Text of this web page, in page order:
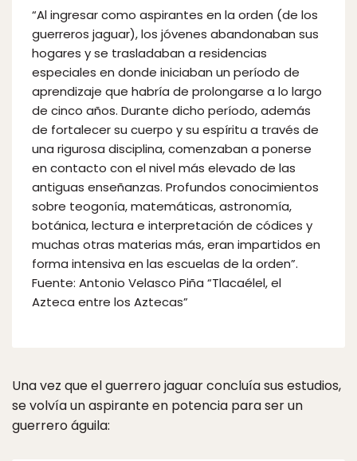
“Al ingresar como aspirantes en la orden (de los
guerreros jaguar), los jóvenes abandonaban sus
hogares y se trasladaban a residencias
especiales en donde iniciaban un período de
aprendizaje que habría de prolongarse a lo largo
de cinco años. Durante dicho período, además
de fortalecer su cuerpo y su espíritu a través de
una rigurosa disciplina, comenzaban a ponerse
en contacto con el nivel más elevado de las
antiguas enseñanzas. Profundos conocimientos
sobre teogonía, matemáticas, astronomía,
botánica, lectura e interpretación de códices y
muchas otras materias más, eran impartidos en
forma intensiva en las escuelas de la orden”.
Fuente: Antonio Velasco Piña “Tlacaélel, el
Azteca entre los Aztecas”
Una vez que el guerrero jaguar concluía sus estudios,
se volvía un aspirante en potencia para ser un
guerrero águila: